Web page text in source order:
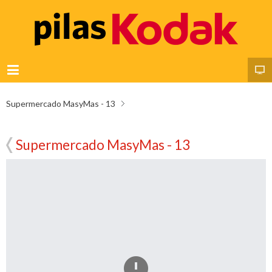
Supermercado MasyMas - 13
Supermercado MasyMas - 13